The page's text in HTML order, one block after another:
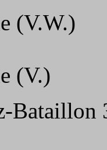
(V.W.)
(V.)
Bataillon